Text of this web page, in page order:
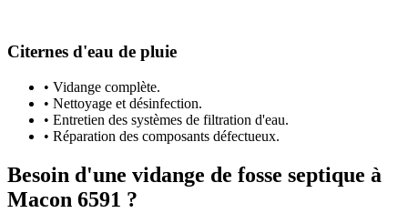
Citernes d'eau de pluie
• Vidange complète.
• Nettoyage et désinfection.
• Entretien des systèmes de filtration d'eau.
• Réparation des composants défectueux.
Besoin d'une vidange de fosse septique à
Macon 6591 ?